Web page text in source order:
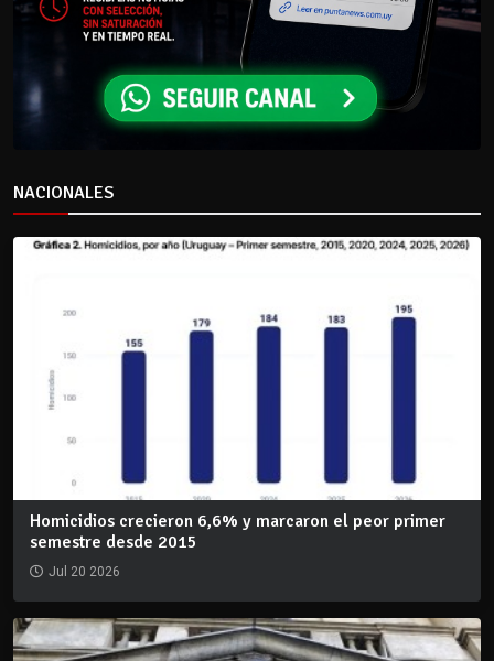
NACIONALES
Homicidios crecieron 6,6% y marcaron el peor primer
semestre desde 2015
Jul 20 2026